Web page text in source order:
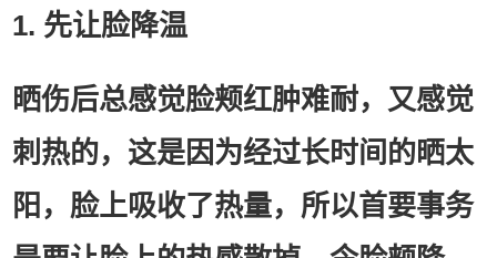
1. 先让脸降温
晒伤后总感觉脸颊红肿难耐，又感觉
刺热的，这是因为经过长时间的晒太
阳，脸上吸收了热量，所以首要事务